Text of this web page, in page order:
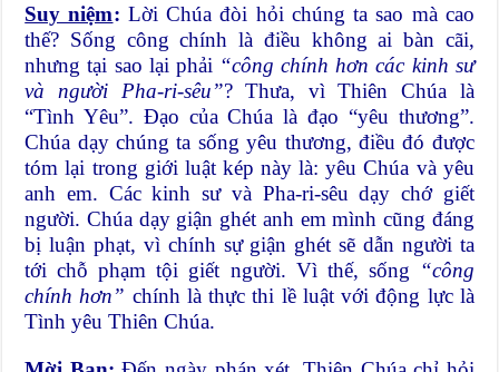
Suy niệm: Lời Chúa đòi hỏi chúng ta sao mà cao
thế? Sống công chính là điều không ai bàn cãi,
nhưng tại sao lại phải “công chính hơn các kinh sư
và người Pha-ri-sêu”? Thưa, vì Thiên Chúa là
“Tình Yêu”. Đạo của Chúa là đạo “yêu thương”.
Chúa dạy chúng ta sống yêu thương, điều đó được
tóm lại trong giới luật kép này là: yêu Chúa và yêu
anh em. Các kinh sư và Pha-ri-sêu dạy chớ giết
người. Chúa dạy giận ghét anh em mình cũng đáng
bị luận phạt, vì chính sự giận ghét sẽ dẫn người ta
tới chỗ phạm tội giết người. Vì thế, sống “công
chính hơn” chính là thực thi lề luật với động lực là
Tình yêu Thiên Chúa.